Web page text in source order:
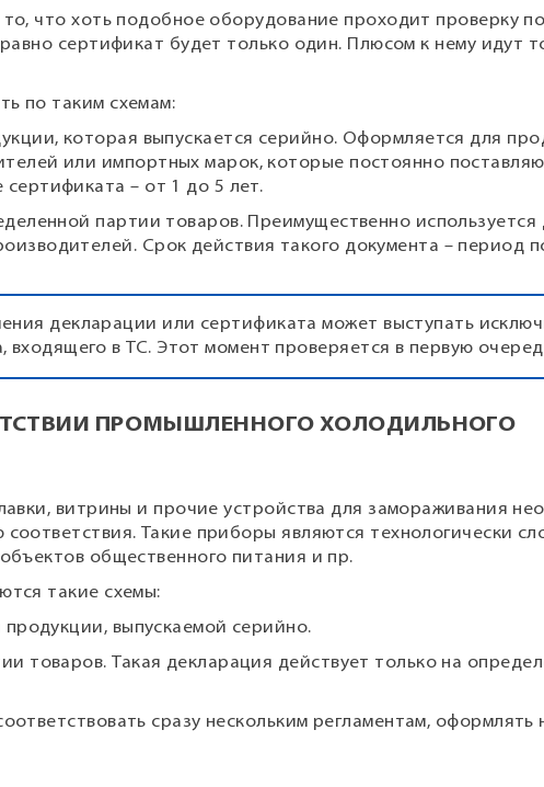
что хоть подобное оборудование проходит проверку
сертификат будет только один. Плюсом к нему идут
по таким схемам:
которая выпускается серийно. Оформляется для
или импортных марок, которые постоянно
– от 1 до 5 лет.
партии товаров. Преимущественно
Срок действия такого документа – период
декларации или сертификата может выступать
входящего в ТС. Этот момент проверяется в первую
ПРОМЫШЛЕННОГО ХОЛОДИЛЬНОГО
витрины и прочие устройства для замораживания
Такие приборы являются технологически
общественного питания и пр.
такие схемы:
продукции, выпускаемой серийно.
товаров. Такая декларация действует только на
сразу нескольким регламентам, оформлять